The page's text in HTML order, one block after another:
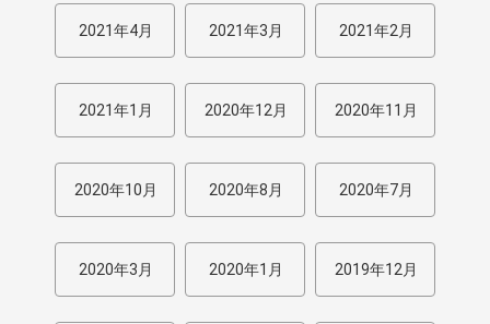
2021年4月 2021年3月 2021年2月
2021年1月 2020年12月 2020年11月
2020年10月 2020年8月 2020年7月
2020年3月 2020年1月 2019年12月